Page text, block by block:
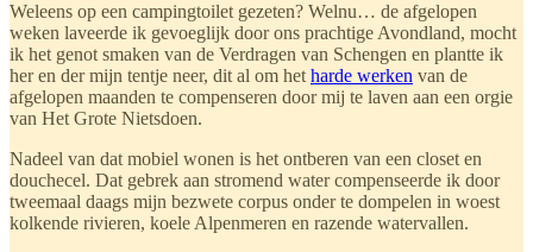
Weleens op een campingtoilet gezeten? Welnu… de afgelopen
weken laveerde ik gevoeglijk door ons prachtige Avondland, mocht
ik het genot smaken van de Verdragen van Schengen en plantte ik
her en der mijn tentje neer, dit al om het harde werken van de
afgelopen maanden te compenseren door mij te laven aan een orgie
van Het Grote Nietsdoen.
Nadeel van dat mobiel wonen is het ontberen van een closet en
douchecel. Dat gebrek aan stromend water compenseerde ik door
tweemaal daags mijn bezwete corpus onder te dompelen in woest
kolkende rivieren, koele Alpenmeren en razende watervallen.